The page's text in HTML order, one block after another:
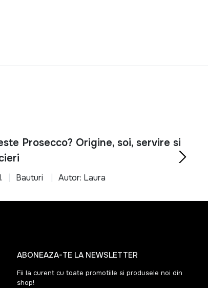
Prosecco? Origine, soi, servire si
Bauturi Autor: Laura
ABONEAZA-TE LA NEWSLETTER
Fii la curent cu toate promotiile si produsele noi din
shop!